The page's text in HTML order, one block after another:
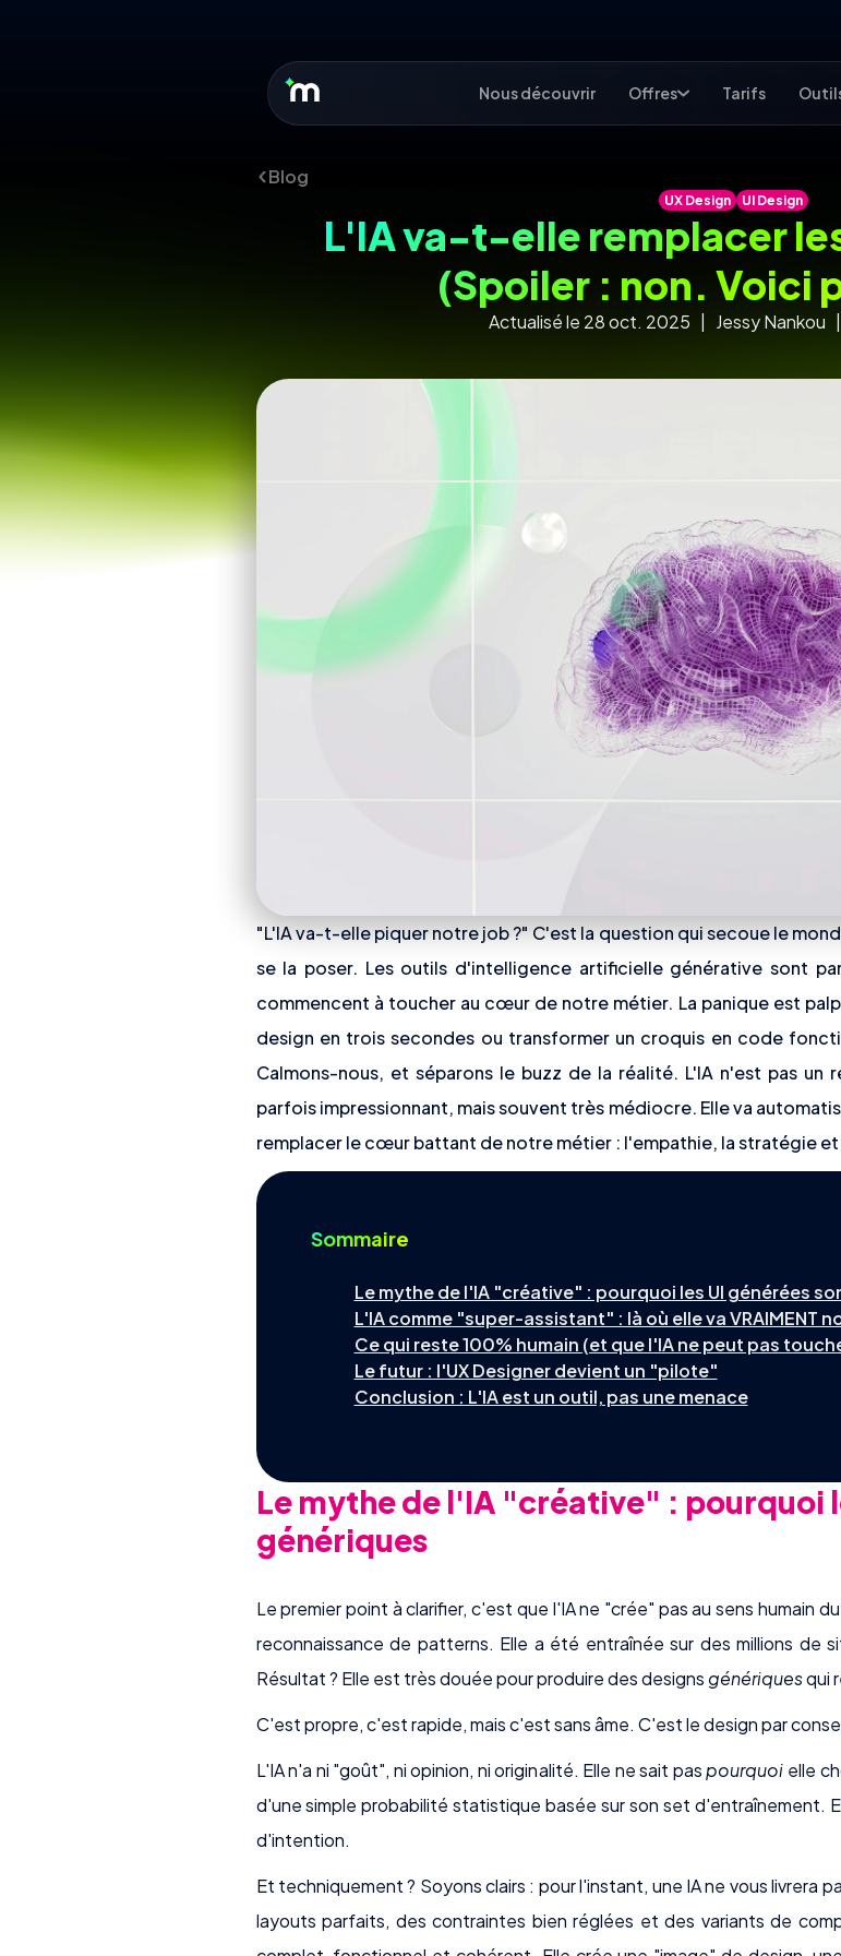
Nous découvrir Offres Tarifs
Blog
UX Design UI Design
L'IA va-t-elle remplacer
(Spoiler : non. Voici
Actualisé le 28 oct. 2025 | Jessy Nankou
"L'IA va-t-elle piquer notre job ?" C'est la question qui secoue le
se la poser. Les outils d'intelligence artificielle générative sont
commencent à toucher au cœur de notre métier. La panique est palpable. Si une IA peut générer 100 options de
design en trois secondes ou transformer un croquis en code
Calmons-nous, et séparons le buzz de la réalité. L'IA n'est pas
parfois impressionnant, mais souvent très médiocre. Elle va
remplacer le cœur battant de notre métier : l'empathie, la stratégie et
Sommaire
Le mythe de l'IA "créative" : pourquoi les UI générées
L'IA comme "super-assistant" : là où elle va VRAIMENT
Ce qui reste 100% humain (et que l'IA ne peut pas
Le futur : l'UX Designer devient un "pilote"
Conclusion : L'IA est un outil, pas une menace
Le mythe de l'IA "créative" : pourquoi
génériques
Le premier point à clarifier, c'est que l'IA ne "crée" pas au sens humain
reconnaissance de patterns. Elle a été entraînée sur des millions de
Résultat ? Elle est très douée pour produire des designs génériquesqui
C'est propre, c'est rapide, mais c'est sans âme. C'est le design par
L'IA n'a ni "goût", ni opinion, ni originalité. Elle ne sait paspourquoi elle
d'une simple probabilité statistique basée sur son set d'entraînement.
d'intention.
Et techniquement ? Soyons clairs : pour l'instant, une IA ne vous livrera
layouts parfaits, des contraintes bien réglées et des variants de